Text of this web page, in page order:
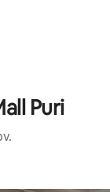
Puri